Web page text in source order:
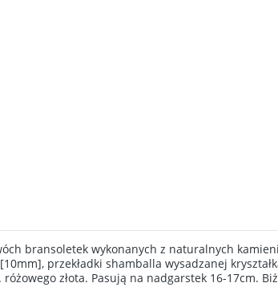
bransoletek wykonanych z naturalnych
przekładki shamballa wysadzanej
różowego złota. Pasują na nadgarstek 16-17cm.